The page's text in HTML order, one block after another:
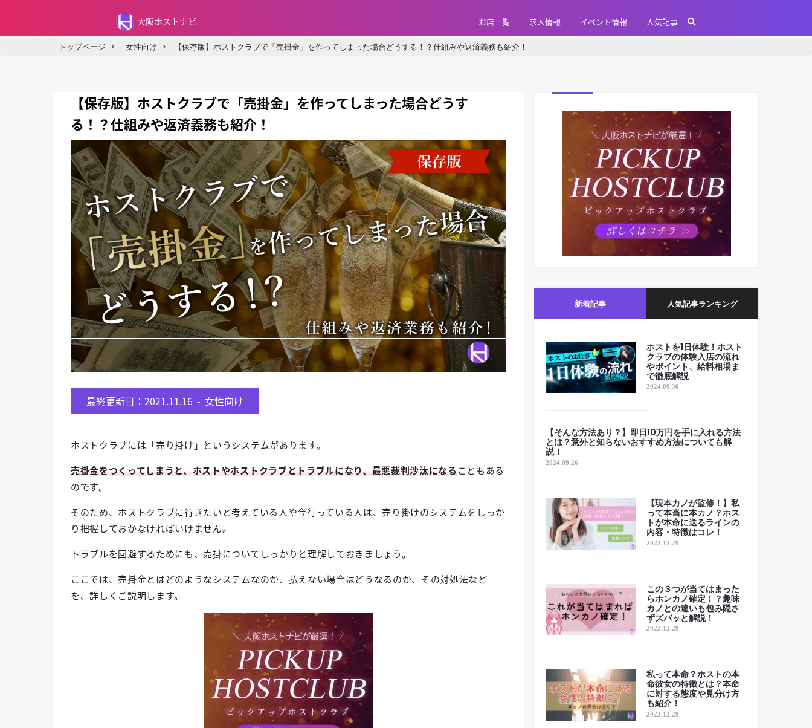
大阪ホストナビ お店一覧 求人情報 イベント情報 人気記事
トップページ > 女性向け > 【保存版】ホストクラブで「売掛金」を作ってしまった場合どうする！？仕組みや返済義務も紹介！
【保存版】ホストクラブで「売掛金」を作ってしまった場合どうす
る！？仕組みや返済義務も紹介！
最終更新日：2021.11.16 - 女性向け
ホストクラブには「売り掛け」というシステムがあります。
売掛金をつくってしまうと、ホストやホストクラブとトラブルになり、最悪裁判沙汰になることもある
のです。
そのため、ホストクラブに行きたいと考えている人や今行っている人は、売り掛けのシステムをしっか
り把握しておかなければいけません。
トラブルを回避するためにも、売掛についてしっかりと理解しておきましょう。
ここでは、売掛金とはどのようなシステムなのか、払えない場合はどうなるのか、その対処法など
を、詳しくご説明します。
新着記事 人気記事ランキング
ホストを1日体験！ホスト
クラブの体験入店の流れ
やポイント、給料相場ま
で徹底解説
2024.09.30
【そんな方法あり？】即日10万円を手に入れる方法
とは？意外と知らないおすすめ方法についても解
説！
2024.09.26
【現本カノが監修！】私
って本当に本カノ？ホス
トが本命に送るラインの
内容・特徴はコレ！
2022.12.29
この３つが当てはまった
らホンカノ確定！？趣味
カノとの違いも包み隠さ
ずズバッと解説！
2022.12.29
私って本命？ホストの本
命彼女の特徴とは？本命
に対する態度や見分け方
も紹介！
2022.12.29